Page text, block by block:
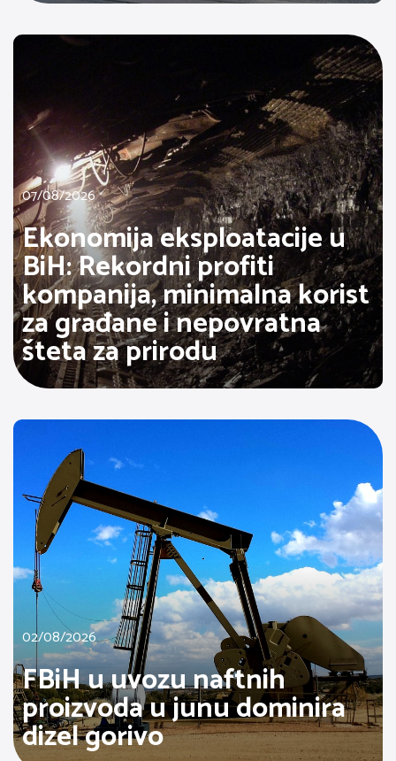
07/08/2026
Ekonomija eksploatacije u
BiH: Rekordni profiti
kompanija, minimalna korist
za građane i nepovratna
šteta za prirodu
02/08/2026
FBiH u uvozu naftnih
proizvoda u junu dominira
dizel gorivo